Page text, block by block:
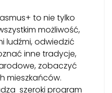
to nie tylko
możliwość,
ludźmi, odwiedzić
inne tradycje,
zobaczyć
mieszkańców.
szeroki program